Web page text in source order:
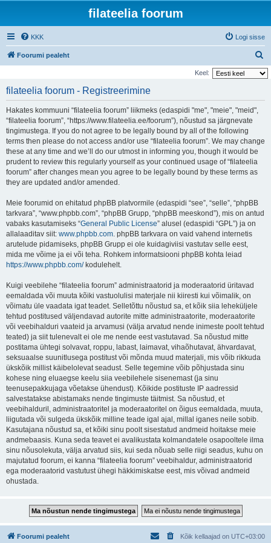
filateelia foorum
KKK Logi sisse
Foorumi pealeht
t
Keel:
filateelia foorum - Registreerimine
Hakates kommuuni “filateelia foorum” liikmeks (edaspidi "me", "meie", "meid",
“filateelia foorum”, “https://www.filateelia.ee/foorum”), nõustud sa järgnevate
tingimustega. If you do not agree to be legally bound by all of the following
terms then please do not access and/or use “filateelia foorum”. We may change
these at any time and we’ll do our utmost in informing you, though it would be
prudent to review this regularly yourself as your continued usage of “filateelia
foorum” after changes mean you agree to be legally bound by these terms as
they are updated and/or amended.
Meie foorumid on ehitatud phpBB platvormile (edaspidi “see”, “selle”, “phpBB
tarkvara”, “www.phpbb.com”, “phpBB Grupp, “phpBB meeskond”), mis on antud
vabaks kasutamiseks “General Public License” alusel (edaspidi “GPL”) ja on
allalaaditav siit: www.phpbb.com. phpBB tarkvara on vaid vahend internetis
arutelude pidamiseks, phpBB Grupp ei ole kuidagiviisi vastutav selle eest,
mida me võime ja ei või teha. Rohkem informatsiooni phpBB kohta leiad
https://www.phpbb.com/kodulehelt.
Kuigi veebilehe “filateelia foorum” administraatorid ja moderaatorid üritavad
eemaldada või muuta kõiki vastuolulisi materjale nii kiiresti kui võimalik, on
võimatu üle vaadata igat teadet. Selletõttu nõustud sa, et kõik siia leheküljele
tehtud postitused väljendavad autorite mitte administraatorite, moderaatorite
või veebihalduri vaateid ja arvamusi (välja arvatud nende inimeste poolt tehtud
teated) ja siit tulenevalt ei ole me nende eest vastutavad. Sa nõustud mitte
postitama ühtegi solvavat, roppu, labast, laimavat, vihaõhutavat, ähvardavat,
seksuaalse suunitlusega postitust või mõnda muud materjali, mis võib rikkuda
ükskõik millist käibelolevat seadust. Selle tegemine võib põhjustada sinu
kohese ning eluaegse keelu siia veebilehele sisenemast (ja sinu
teenusepakkujaga võetakse ühendust). Kõikide postituste IP aadressid
salvestatakse abistamaks nende tingimuste täitmist. Sa nõustud, et
veebihalduril, administraatoritel ja moderaatoritel on õigus eemaldada, muuta,
liigutada või sulgeda ükskõik milline teade igal ajal, millal iganes neile sobib.
Kasutajana nõustud sa, et kõiki sinu poolt sisestatud andmeid hoitakse meie
andmebaasis. Kuna seda teavet ei avalikustata kolmandatele osapooltele ilma
sinu nõusolekuta, välja arvatud siis, kui seda nõuab selle riigi seadus, kuhu on
majutatud foorum, ei kanna “filateelia foorum” veebihaldur, administraatorid
ega moderaatorid vastutust ühegi häkkimiskatse eest, mis võivad andmeid
ohustada.
Foorumi pealeht Kõik kellaajad on UTC+03:00